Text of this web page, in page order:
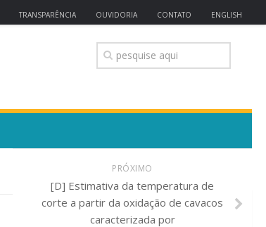
TRANSPARÊNCIA OUVIDORIA CONTATO ENGLISH
PRÓXIMO
[D] Estimativa da temperatura de
corte a partir da oxidação de cavacos
caracterizada por